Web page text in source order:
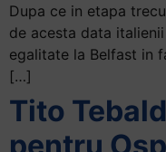
Dupa ce in etapa
de acesta data
egalitate la Belfast in
[…]
Tito